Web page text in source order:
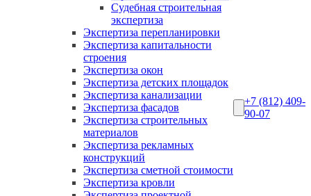
Судебная строительная
экспертиза
Экспертиза перепланировки
Экспертиза капитальности
строения
Экспертиза окон
Экспертиза детских площадок
Экспертиза канализации
Экспертиза фасадов
Экспертиза строительных
материалов
Экспертиза рекламных
конструкций
Экспертиза сметной стоимости
Экспертиза кровли
+7 (812) 409-
90-07